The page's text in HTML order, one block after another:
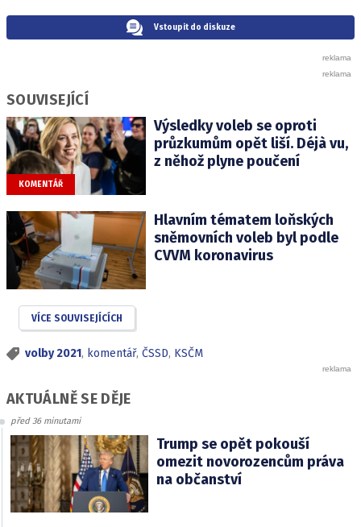
Vstoupit do diskuze
SOUVISEJÍCÍ
KOMENTÁŘ
Výsledky voleb se oproti
průzkumům opět liší. Déjà vu,
z něhož plyne poučení
Hlavním tématem loňských
sněmovních voleb byl podle
CVVM koronavirus
VÍCE SOUVISEJÍCÍCH
volby 2021, komentář, ČSSD, KSČM
AKTUÁLNĚ SE DĚJE
před 36 minutami
Trump se opět pokouší
omezit novorozencům práva
na občanství